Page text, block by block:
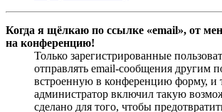
Когда я щёлкаю по ссылке «email», от
на конференцию!
Только зарегистрированные
отправлять email-сообщения другим
встроенную в конференцию форму, и
администратор включил такую
сделано для того, чтобы